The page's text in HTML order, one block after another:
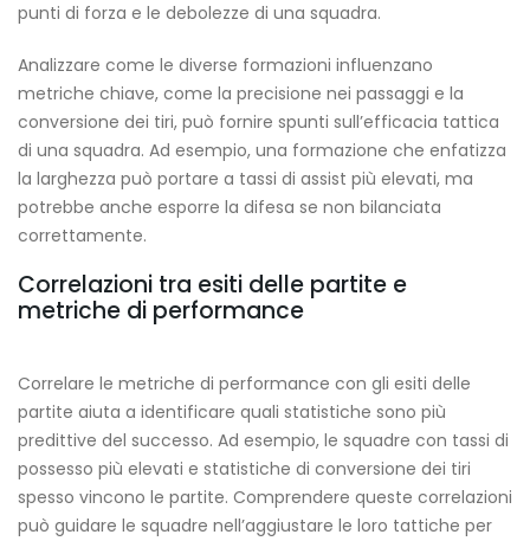
punti di forza e le debolezze di una squadra.
Analizzare come le diverse formazioni influenzano
metriche chiave, come la precisione nei passaggi e la
conversione dei tiri, può fornire spunti sull’efficacia tattica
di una squadra. Ad esempio, una formazione che enfatizza
la larghezza può portare a tassi di assist più elevati, ma
potrebbe anche esporre la difesa se non bilanciata
correttamente.
Correlazioni tra esiti delle partite e
metriche di performance
Correlare le metriche di performance con gli esiti delle
partite aiuta a identificare quali statistiche sono più
predittive del successo. Ad esempio, le squadre con tassi di
possesso più elevati e statistiche di conversione dei tiri
spesso vincono le partite. Comprendere queste correlazioni
può guidare le squadre nell’aggiustare le loro tattiche per